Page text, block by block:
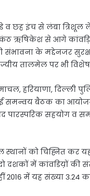
व छह इंच से लंबा त्रिशूल
ऋषिकेश से आगे
संभावना के मद्देनजर
तालमेल पर भी
हरियाणा, दिल्ली
समन्वय बैठक का
सहयोग व
को चिह्नित कर
दशकों में कांवडिय़ों की
में यह संख्या 3.24